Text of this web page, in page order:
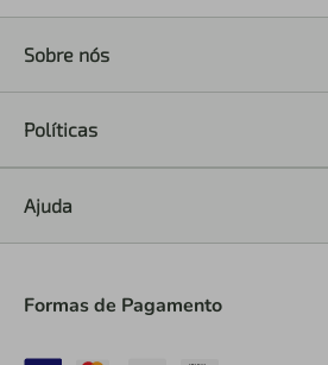
Sobre nós
Políticas
Ajuda
Formas de Pagamento